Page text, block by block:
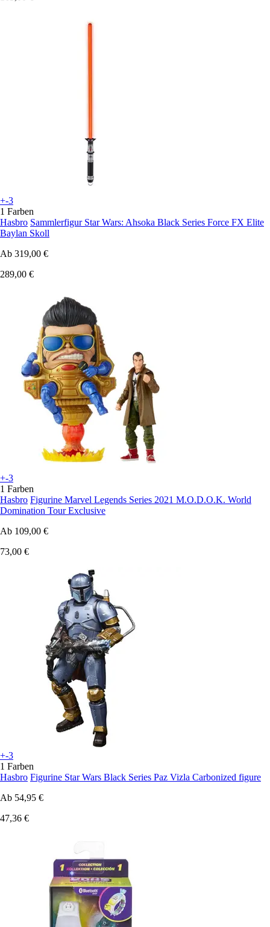
+-3
1 Farben
Hasbro Sammlerfigur Star Wars: Ahsoka Black Series Force FX Elite
Baylan Skoll
Ab 319,00 €
289,00 €
+-3
1 Farben
Hasbro Figurine Marvel Legends Series 2021 M.O.D.O.K. World
Domination Tour Exclusive
Ab 109,00 €
73,00 €
+-3
1 Farben
Hasbro Figurine Star Wars Black Series Paz Vizla Carbonized figure
Ab 54,95 €
47,36 €